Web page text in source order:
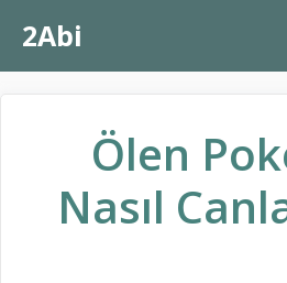
atla2Abi
Ölen
Nasıl